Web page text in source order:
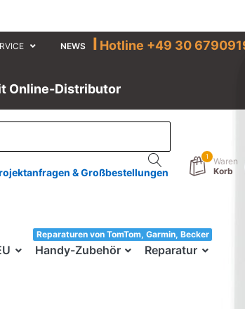
NEWS I Hotline +49 30
Online-Distributor
& Großbestellungen
1
Waren
Korb
Handy-Zubehör
33!
Reparatur
Reparaturen von TomTom, Garmin, Becker